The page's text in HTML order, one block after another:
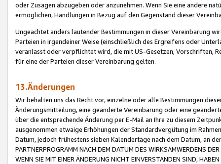
oder Zusagen abzugeben oder anzunehmen. Wenn Sie eine andere
ermöglichen, Handlungen in Bezug auf den Gegenstand dieser
Ungeachtet anders lautender Bestimmungen in dieser Vereinbarung
Parteien in irgendeiner Weise (einschließlich des Ergreifens oder
veranlasst oder verpflichtet wird, die mit US-Gesetzen, Vorschriften,
für eine der Parteien dieser Vereinbarung gelten.
13.Änderungen
Wir behalten uns das Recht vor, einzelne oder alle Bestimmungen
Änderungsmitteilung, eine geänderte Vereinbarung oder eine
über die entsprechende Änderung per E-Mail an Ihre zu diesem
ausgenommen etwaige Erhöhungen der Standardvergütung im
Datum, jedoch frühestens sieben Kalendertage nach dem Datum, an
PARTNERPROGRAMM NACH DEM DATUM DES WIRKSAMWERDENS
WENN SIE MIT EINER ÄNDERUNG NICHT EINVERSTANDEN SIND,